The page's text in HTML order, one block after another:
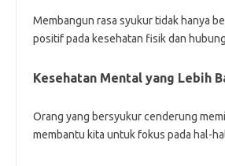
Membangun rasa syukur tidak hanya
positif pada kesehatan fisik dan
Kesehatan Mental yang Lebih
Orang yang bersyukur cenderung
membantu kita untuk fokus pada hal-